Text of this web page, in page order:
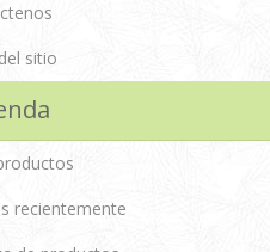
sitio
recientemente